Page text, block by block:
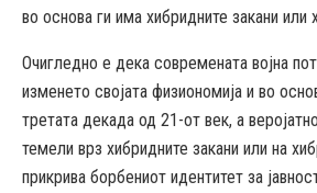
во основа ги има хибридните закани или
Очигледно е дека современата војна
изменето својата физиономија и во
третата декада од 21-от век, а
темели врз хибридните закани или на
прикрива борбениот идентитет за